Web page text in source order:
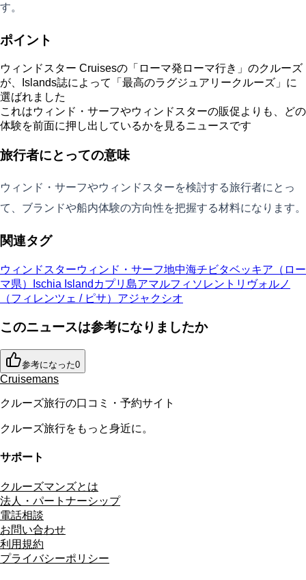
す。
ポイント
ウィンドスター Cruisesの「ローマ発ローマ行き」のクルーズ
が、Islands誌によって「最高のラグジュアリークルーズ」に
選ばれました
これはウィンド・サーフやウィンドスターの販促よりも、どの
体験を前面に押し出しているかを見るニュースです
旅行者にとっての意味
ウィンド・サーフやウィンドスターを検討する旅行者にとっ
て、ブランドや船内体験の方向性を把握する材料になります。
関連タグ
ウィンドスターウィンド・サーフ地中海チビタベッキア（ロー
マ県）
Ischia Island カプリ島アマルフィ ソレント リヴォルノ
（フィレンツェ / ピサ） アジャクシオ
このニュースは参考になりましたか
参考になった0
Cruisemans
クルーズ旅行の口コミ・予約サイト
クルーズ旅行をもっと身近に。
サポート
クルーズマンズとは
法人・パートナーシップ
電話相談
お問い合わせ
利用規約
プライバシーポリシー